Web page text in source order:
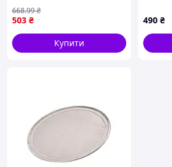
випікання кондитерські
503 ₴
668.99₴
Купити
490 ₴